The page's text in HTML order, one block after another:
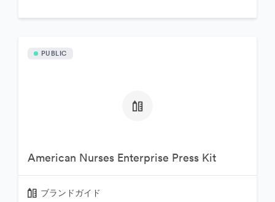
PUBLIC
American Nurses Enterprise Press Kit
ブランドガイド